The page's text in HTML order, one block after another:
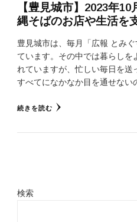
【豊見城市】2023年
縄そばのお店や生活を
豊見城市は、毎月「広報 とみ
ています。その中では暮らしを
れていますが、忙しい毎日を送
すべてになかなか目を通せない
続きを読む
検索